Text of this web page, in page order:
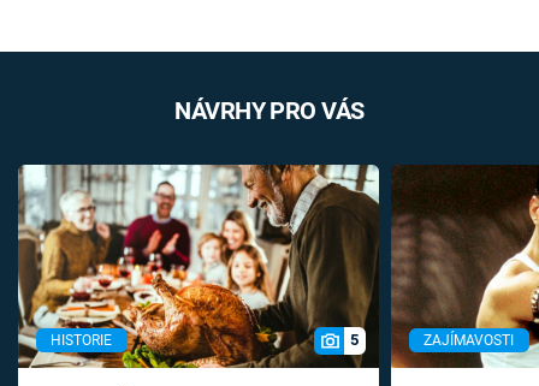
NÁVRHY PRO VÁS
HISTORIE 5 ZAJÍMAVOSTI